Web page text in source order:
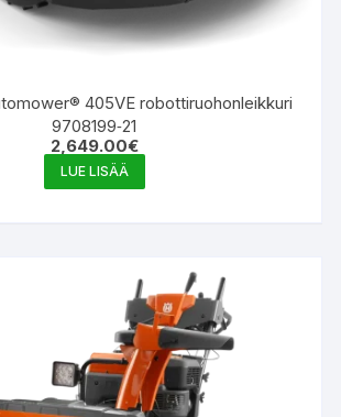
405VE robottiruohonleikkuri
9708199‑21
2,649.00€
LUE LISÄÄ